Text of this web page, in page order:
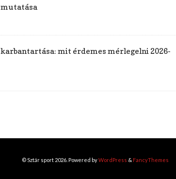
karbantartása: mit érdemes mérlegelni 2026-
© Sztár sport 2026. Powered byWordPress & FancyThemes